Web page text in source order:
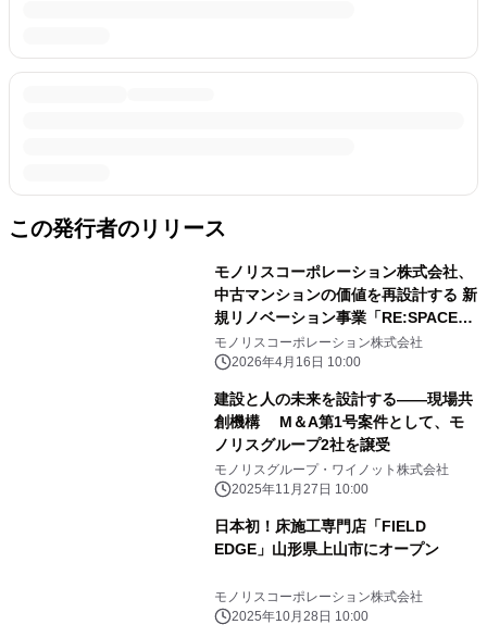
この発行者のリリース
モノリスコーポレーション株式会社、
中古マンションの価値を再設計する 新
規リノベーション事業「RE:SPACE」
を始動 4月15日モデルルームOPEN
モノリスコーポレーション株式会社
2026年4月16日 10:00
建設と人の未来を設計する――現場共
創機構 M＆A第1号案件として、モ
ノリスグループ2社を譲受
モノリスグループ・ワイノット株式会社
2025年11月27日 10:00
日本初！床施工専門店「FIELD
EDGE」山形県上山市にオープン
モノリスコーポレーション株式会社
2025年10月28日 10:00